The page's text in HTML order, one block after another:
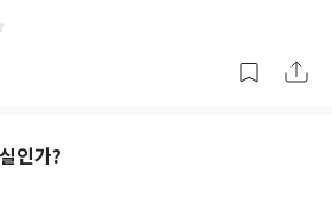
성하려고 했던 작품 <돌체>와 <6월의 폭
이 세계대전 때 독일군에세 점령당한 프
는 작품이라고 하니 또한 너무 궁금해 버
, 암기 보다는 맥락으로 읽기를 강조하면
도와주는 책이다. 이 책은 1부에
으로 이야기 해주고, 후반부 2부 부터는
조선시대를 파악할 수 있었다. 대부분은
내용들과 수많은 영화나 드라마, 책들을
분이었지만 간혹 가다 새롭게 몰랐던 사
인가?